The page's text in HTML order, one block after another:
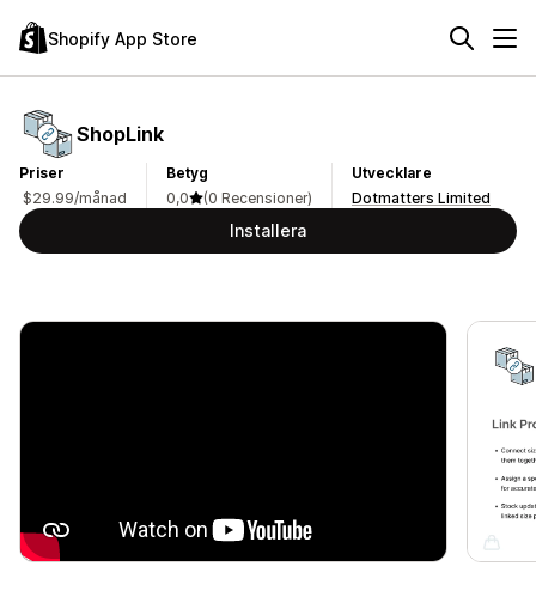
Shopify App Store
ShopLink
Priser
$29.99/månad
Betyg
0,0
(0 Recensioner)
Utvecklare
Dotmatters Limited
Installera